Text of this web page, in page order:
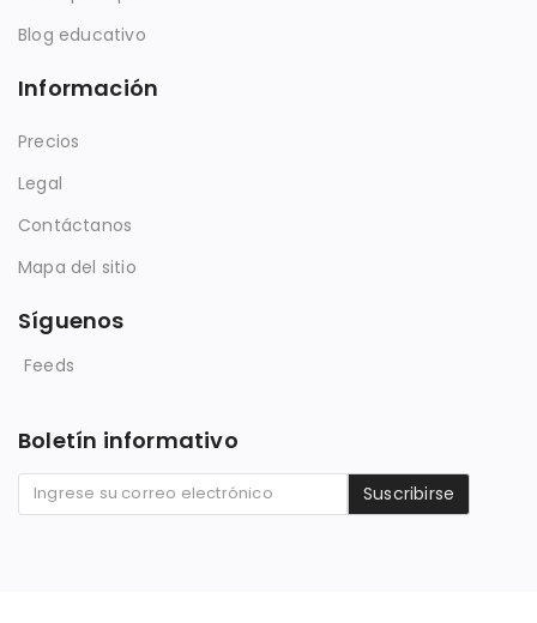
Blog educativo
Información
Precios
Legal
Contáctanos
Mapa del sitio
Síguenos
Feeds
Boletín informativo
Suscribirse